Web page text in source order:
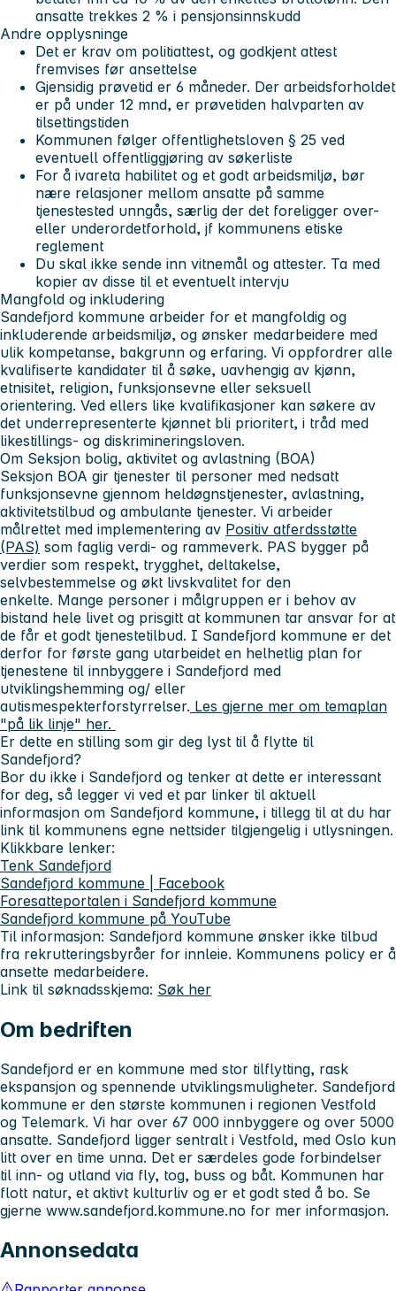
ansatte trekkes 2 % i pensjonsinnskudd
Andre opplysninge
Det er krav om politiattest, og godkjent attest
fremvises før ansettelse
Gjensidig prøvetid er 6 måneder. Der arbeidsforholdet
er på under 12 mnd, er prøvetiden halvparten av
tilsettingstiden
Kommunen følger offentlighetsloven § 25 ved
eventuell offentliggjøring av søkerliste
For å ivareta habilitet og et godt arbeidsmiljø, bør
nære relasjoner mellom ansatte på samme
tjenestested unngås, særlig der det foreligger over-
eller underordetforhold, jf kommunens etiske
reglement
Du skal ikke sende inn vitnemål og attester. Ta med
kopier av disse til et eventuelt intervju
Mangfold og inkludering
Sandefjord kommune arbeider for et mangfoldig og
inkluderende arbeidsmiljø, og ønsker medarbeidere med
ulik kompetanse, bakgrunn og erfaring. Vi oppfordrer alle
kvalifiserte kandidater til å søke, uavhengig av kjønn,
etnisitet, religion, funksjonsevne eller seksuell
orientering. Ved ellers like kvalifikasjoner kan søkere av
det underrepresenterte kjønnet bli prioritert, i tråd med
likestillings‑ og diskrimineringsloven.
Om Seksjon bolig, aktivitet og avlastning (BOA)
Seksjon BOA gir tjenester til personer med nedsatt
funksjonsevne gjennom heldøgnstjenester, avlastning,
aktivitetstilbud og ambulante tjenester. Vi arbeider
målrettet med implementering av Positiv atferdsstøtte
(PAS) som faglig verdi- og rammeverk. PAS bygger på
verdier som respekt, trygghet, deltakelse,
selvbestemmelse og økt livskvalitet for den
enkelte. Mange personer i målgruppen er i behov av
bistand hele livet og prisgitt at kommunen tar ansvar for at
de får et godt tjenestetilbud. I Sandefjord kommune er det
derfor for første gang utarbeidet en helhetlig plan for
tjenestene til innbyggere i Sandefjord med
utviklingshemming og/ eller
autismespekterforstyrrelser. Les gjerne mer om temaplan
"på lik linje" her.
Er dette en stilling som gir deg lyst til å flytte til
Sandefjord?
Bor du ikke i Sandefjord og tenker at dette er interessant
for deg, så legger vi ved et par linker til aktuell
informasjon om Sandefjord kommune, i tillegg til at du har
link til kommunens egne nettsider tilgjengelig i utlysningen.
Klikkbare lenker:
Tenk Sandefjord
Sandefjord kommune | Facebook
Foresatteportalen i Sandefjord kommune
Sandefjord kommune på YouTube
Til informasjon: Sandefjord kommune ønsker ikke tilbud
fra rekrutteringsbyråer for innleie. Kommunens policy er å
ansette medarbeidere.
Link til søknadsskjema: Søk her
Om bedriften
Sandefjord er en kommune med stor tilflytting, rask
ekspansjon og spennende utviklingsmuligheter. Sandefjord
kommune er den største kommunen i regionen Vestfold
og Telemark. Vi har over 67 000 innbyggere og over 5000
ansatte. Sandefjord ligger sentralt i Vestfold, med Oslo kun
litt over en time unna. Det er særdeles gode forbindelser
til inn- og utland via fly, tog, buss og båt. Kommunen har
flott natur, et aktivt kulturliv og er et godt sted å bo. Se
gjerne www.sandefjord.kommune.no for mer informasjon.
Annonsedata